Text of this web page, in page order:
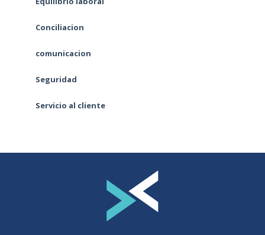
Conciliacion
comunicacion
Seguridad
Servicio al cliente